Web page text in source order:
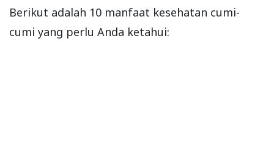
Berikut adalah 10 manfaat kesehatan cumi-
cumi yang perlu Anda ketahui: